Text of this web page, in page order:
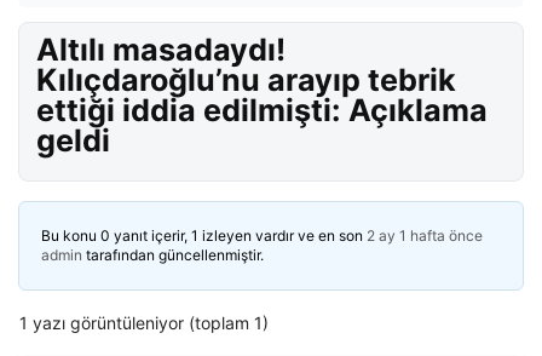
Altılı masadaydı!
Kılıçdaroğlu’nu arayıp tebrik
ettiği iddia edilmişti: Açıklama
geldi
Bu konu 0 yanıt içerir, 1 izleyen vardır ve en son 2 ay 1 hafta önce
admin tarafından güncellenmiştir.
1 yazı görüntüleniyor (toplam 1)